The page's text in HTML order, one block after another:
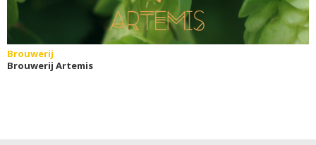
Brouwerij
Brouwerij Artemis